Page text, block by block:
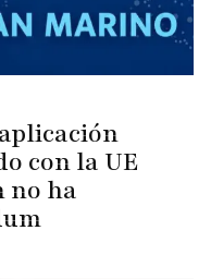
con la UE
no ha